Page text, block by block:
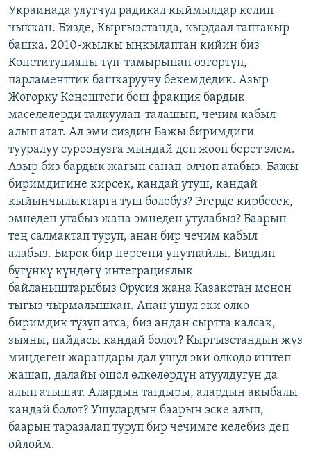
Украинада улутчул радикал кыймылдар келип
чыккан. Бизде, Кыргызстанда, кырдаал таптакыр
башка. 2010-жылкы ыңкылаптан кийин биз
Конституцияны түп-тамырынан өзгөртүп,
парламенттик башкарууну бекемдедик. Азыр
Жогорку Кеңештеги беш фракция бардык
маселелерди талкуулап-талашып, чечим кабыл
алып атат. Ал эми сиздин Бажы биримдиги
тууралуу сурооңузга мындай деп жооп берет элем.
Азыр биз бардык жагын санап-өлчөп атабыз. Бажы
биримдигине кирсек, кандай утуш, кандай
кыйынчылыктарга туш болобуз? Эгерде кирбесек,
эмнеден утабыз жана эмнеден утулабыз? Баарын
тең салмактап туруп, анан бир чечим кабыл
алабыз. Бирок бир нерсени унутпайлы. Биздин
бүгүнкү күндөгү интеграциялык
байланыштарыбыз Орусия жана Казакстан менен
тыгыз чырмалышкан. Анан ушул эки өлкө
биримдик түзүп атса, биз андан сыртта калсак,
зыяны, пайдасы кандай болот? Кыргызстандын жүз
миңдеген жарандары дал ушул эки өлкөдө иштеп
жашап, далайы ошол өлкөлөрдүн атуулдугун да
алып атышат. Алардын тагдыры, алардын акыбалы
кандай болот? Ушулардын баарын эске алып,
баарын таразалап туруп бир чечимге келебиз деп
ойлойм.